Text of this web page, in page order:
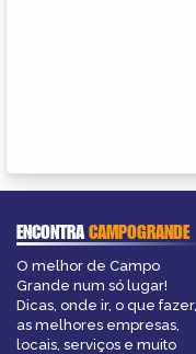
ENCONTRACAMPOGRANDE
O melhor de Campo
Grande num só lugar!
Dicas, onde ir, o que fazer,
as melhores empresas,
locais, serviços e muito